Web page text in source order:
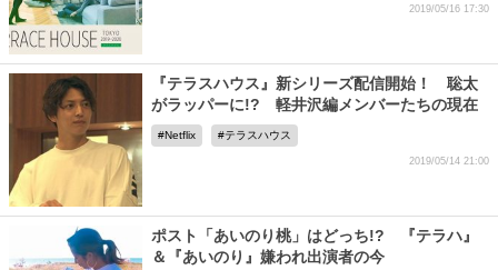
2019/05/16 17:30
『テラスハウス』新シリーズ配信開始！ 聡太
がラッパーに!? 軽井沢編メンバーたちの現在
Netflix テラスハウス
2019/05/14 21:00
ポスト「あいのり桃」はどっち!? 『テラハ』
＆『あいのり』嫌われ出演者の今